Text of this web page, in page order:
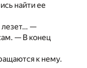
найти ее
лезет… —
— В конец
к нему.